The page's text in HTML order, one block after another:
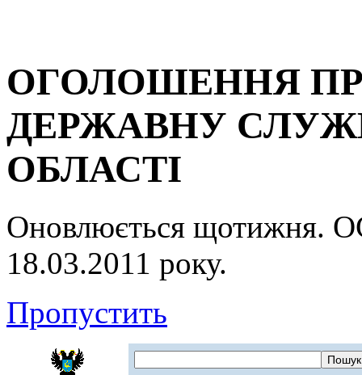
ОГОЛОШЕННЯ
ДЕРЖАВНУ
ОБЛАСТІ
Оновлюється
18.03.2011 року.
Пропустить